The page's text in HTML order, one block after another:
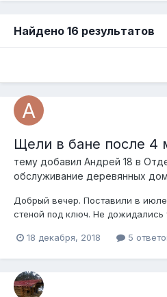
Найдено 16 результатов
Щели в бане после 4
тему добавил Андрей 18 в
обслуживание деревянных
Добрый вечер. Поставили в
стеной под ключ. Не дожидались
начали появляться щели между
строения, снаружи все хорошо...
18 декабря, 2018 5